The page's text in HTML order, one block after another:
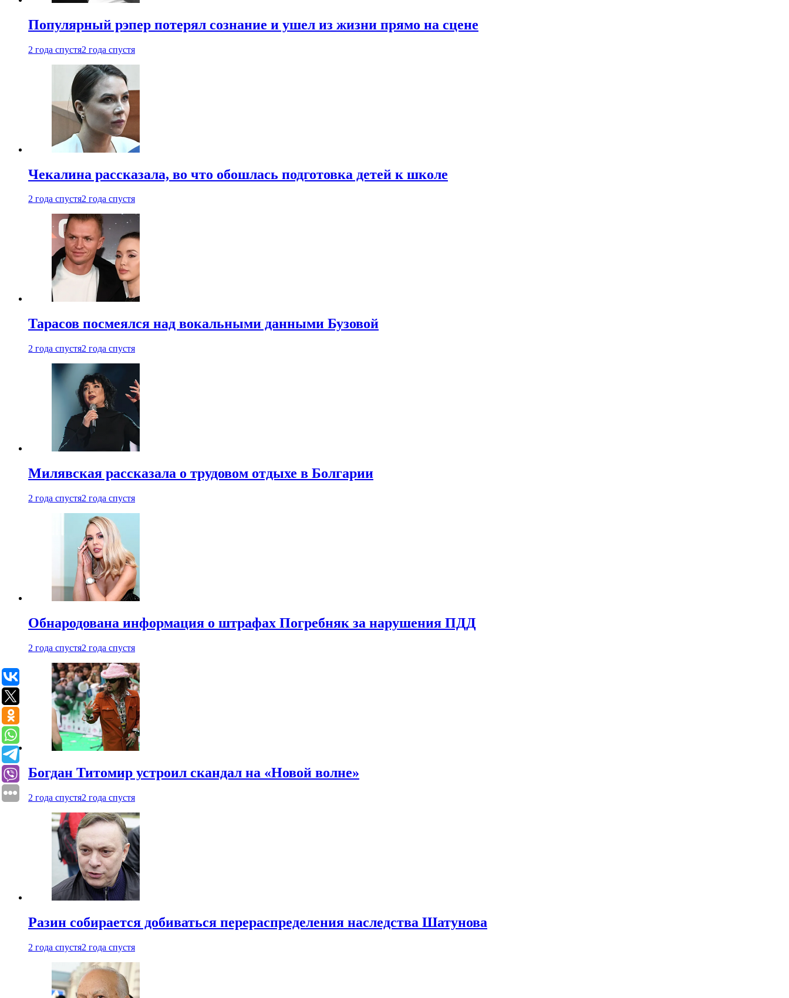
Популярный рэпер потерял сознание и ушел из жизни прямо на сцене
2 года спустя2 года спустя
Чекалина рассказала, во что обошлась подготовка детей к школе
2 года спустя2 года спустя
Тарасов посмеялся над вокальными данными Бузовой
2 года спустя2 года спустя
Милявская рассказала о трудовом отдыхе в Болгарии
2 года спустя2 года спустя
Обнародована информация о штрафах Погребняк за нарушения ПДД
2 года спустя2 года спустя
Богдан Титомир устроил скандал на «Новой волне»
2 года спустя2 года спустя
Разин собирается добиваться перераспределения наследства Шатунова
2 года спустя2 года спустя